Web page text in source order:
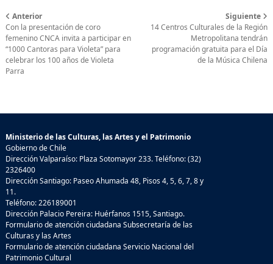
Anterior
Con la presentación de coro
femenino CNCA invita a participar en
“1000 Cantoras para Violeta” para
celebrar los 100 años de Violeta
Parra
Siguiente
14 Centros Culturales de la Región
Metropolitana tendrán
programación gratuita para el Día
de la Música Chilena
Ministerio de las Culturas, las Artes y el Patrimonio
Gobierno de Chile
Dirección Valparaíso: Plaza Sotomayor 233. Teléfono: (32)
2326400
Dirección Santiago: Paseo Ahumada 48, Pisos 4, 5, 6, 7, 8 y
11.
Teléfono: 226189001
Dirección Palacio Pereira: Huérfanos 1515, Santiago.
Formulario de atención ciudadana Subsecretaría de las
Culturas y las Artes
Formulario de atención ciudadana Servicio Nacional del
Patrimonio Cultural